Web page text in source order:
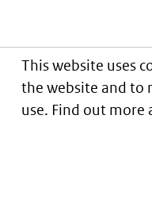
This website uses
the website and to
use. Find out